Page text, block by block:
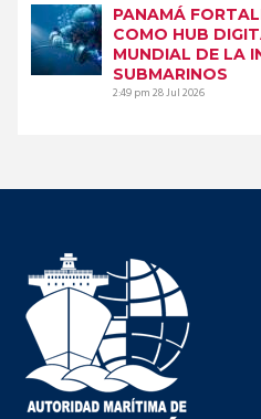
PANAMÁ
COMO HUB
MUNDIAL DE LA
SUBMARINOS
2:49 pm28 Jul 2026